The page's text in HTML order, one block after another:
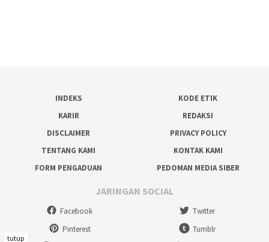
INDEKS
KODE ETIK
KARIR
REDAKSI
DISCLAIMER
PRIVACY POLICY
TENTANG KAMI
KONTAK KAMI
FORM PENGADUAN
PEDOMAN MEDIA SIBER
JARINGAN SOCIAL
Facebook
Twitter
Pinterest
Tumblr
tutup